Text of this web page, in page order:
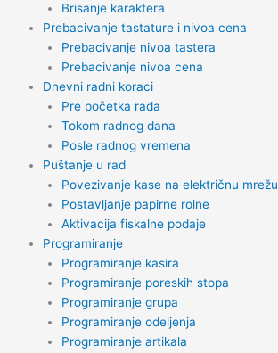
Brisanje karaktera
Prebacivanje tastature i nivoa cena
Prebacivanje nivoa tastera
Prebacivanje nivoa cena
Dnevni radni koraci
Pre početka rada
Tokom radnog dana
Posle radnog vremena
Puštanje u rad
Povezivanje kase na električnu mrežu
Postavljanje papirne rolne
Aktivacija fiskalne podaje
Programiranje
Programiranje kasira
Programiranje poreskih stopa
Programiranje grupa
Programiranje odeljenja
Programiranje artikala